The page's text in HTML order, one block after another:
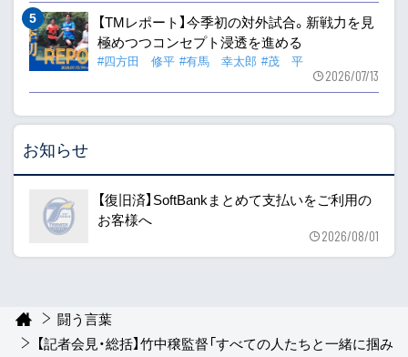
【TMレポート】今季初の対外試合。新戦力を見
極めつつコンセプト浸透を進める
#四方田 修平 #有馬 幸太郎 #茂 平
2026/07/13
お知らせ
【復旧済】SoftBankまとめて支払いをご利用の
お客様へ
2026/08/01
闘う言葉
【記者会見・総括】竹中穣監督「すべての人たちと一緒に掴み